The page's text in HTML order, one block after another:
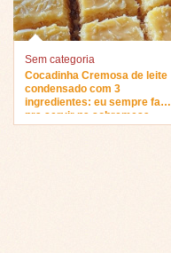
Sem categoria
Cocadinha Cremosa de leite
condensado com 3
ingredientes: eu sempre faço
pra servir na sobremesa…